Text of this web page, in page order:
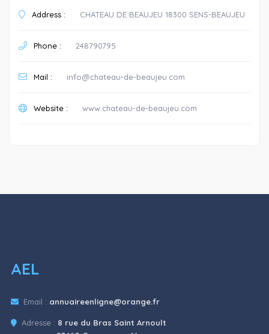
Address : CHATEAU DE BEAUJEU 18300 SENS-BEAUJEU
Phone : 248790795
Mail : info@chateau-de-beaujeu.com
Website : www.chateau-de-beaujeu.com
AEL
Email : annuaireenligne@orange.fr
Adresse : 8 rue du Bras Saint Arnoult